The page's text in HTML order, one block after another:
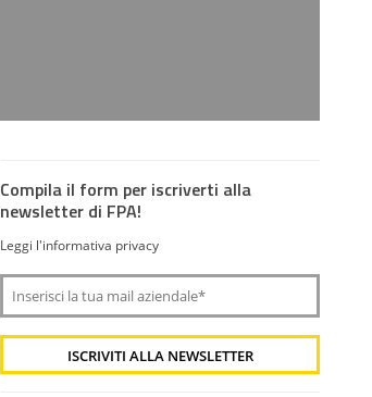
Compila il form per iscriverti alla
newsletter di FPA!
Leggi l'informativa privacy